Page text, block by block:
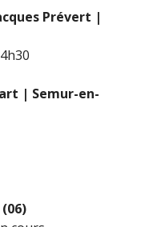
Prévert |
| Semur-en-